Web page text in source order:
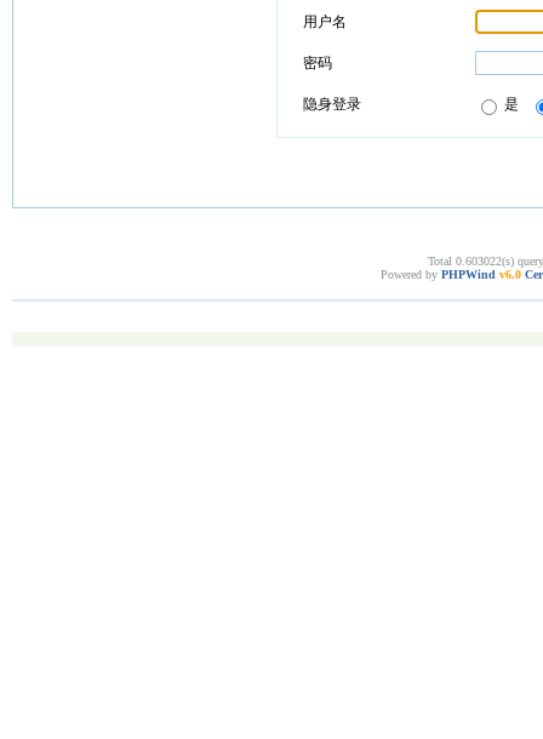
用户名
密码
隐身登录 是
Total 0.603022(s)
Powered by PHPWind v6.0